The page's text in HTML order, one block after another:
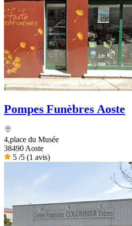
Pompes Funèbres Aoste
4,place du Musée
38490 Aoste
5 /5 (1 avis)